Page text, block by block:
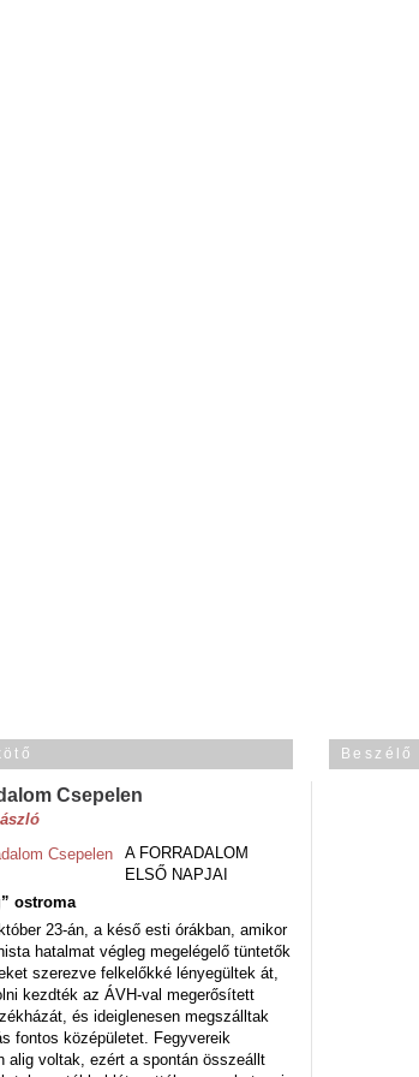
Csepelen
A FORRADALOM
ELSŐ NAPJAI
ostroma
23-án, a késő esti órákban, amikor
hatalmat végleg megelégelő tüntetők
szerezve felkelőkké lényegültek át,
kezdték az ÁVH-val megerősített
és ideiglenesen megszálltak
fontos középületet. Fegyvereik
alig voltak, ezért a spontán összeállt
Beszélő